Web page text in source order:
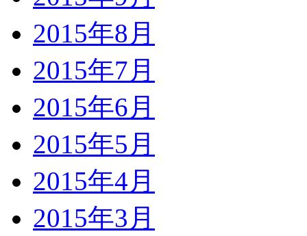
2015年8月
2015年7月
2015年6月
2015年5月
2015年4月
2015年3月